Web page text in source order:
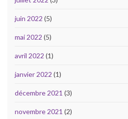
juin 2022 (5)
mai 2022 (5)
avril 2022 (1)
janvier 2022 (1)
décembre 2021 (3)
novembre 2021 (2)